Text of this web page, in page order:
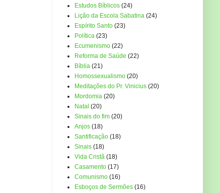
Estudos Bíblicos (24)
Lição da Escola Sabatina (24)
Espírito Santo (23)
Política (23)
Ecumenismo (22)
Reforma de Saúde (22)
Bíblia (21)
Homossexualismo (20)
Meditações do Pr. Vinicius (20)
Mordomia (20)
Natal (20)
Sinais do fim (20)
Anjos (18)
Santificação (18)
Sinais (18)
Vida Cristã (18)
Casamento (17)
Comunismo (16)
Esboços de Sermões (16)